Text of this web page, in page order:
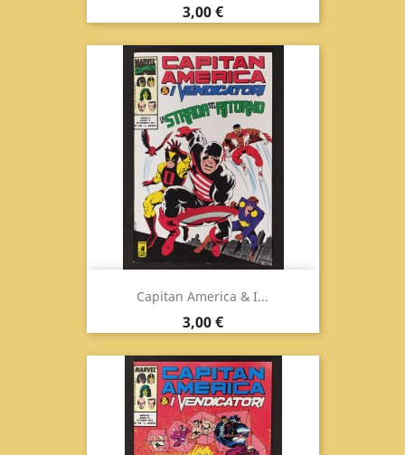
Prezzo
3,00 €
Capitan America & I...
Prezzo
3,00 €